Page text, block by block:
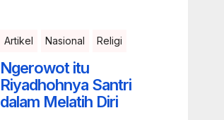
Artikel Nasional Religi
Ngerowot itu
Riyadhohnya Santri
dalam Melatih Diri